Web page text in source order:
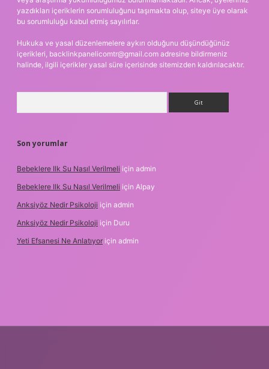
yazdıkları içeriklerin sorumluluğunu taşımakta olup, siteye üye olarak
bu sorumluluğu kabul etmiş sayılırlar.
Hukuka ve yasal düzenlemelere aykırı olduğunu düşündüğünüz
içerikleri, backlinkpanelicomtr@gmail.com adresine bildirmeniz
halinde, ilgili içerikler yasal süre içerisinde sitemizden kaldırılacaktır.
Son yorumlar
Bebeklere Ilk Su Nasıl Verilmeli için admin
Bebeklere Ilk Su Nasıl Verilmeli için Alpay
Anksiyöz Nedir Psikoloji için admin
Anksiyöz Nedir Psikoloji için Duru
Yeti Efsanesi Ne Anlatıyor için admin